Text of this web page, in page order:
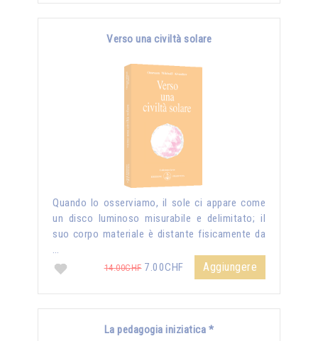
Verso una civiltà solare
Quando lo osserviamo, il sole ci appare come
un disco luminoso misurabile e delimitato; il
suo corpo materiale è distante fisicamente da
…
14.00CHF7.00CHF Aggiungere
La pedagogia iniziatica *